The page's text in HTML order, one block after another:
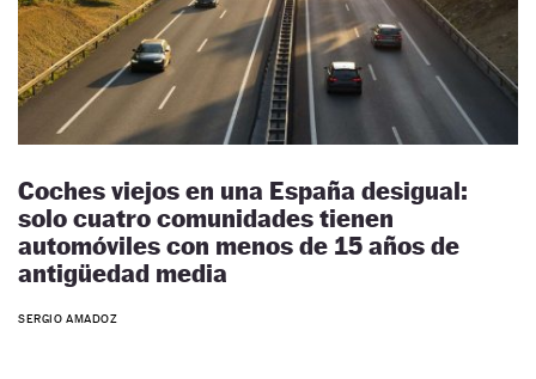
Coches viejos en una España desigual:
solo cuatro comunidades tienen
automóviles con menos de 15 años de
antigüedad media
SERGIO AMADOZ